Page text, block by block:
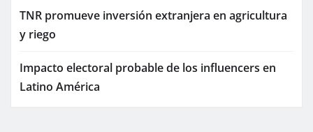
TNR promueve inversión extranjera en agricultura
y riego
Impacto electoral probable de los influencers en
Latino América